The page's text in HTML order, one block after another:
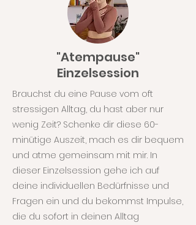
"Atempause"
Einzelsession
Brauchst du eine Pause vom oft
stressigen Alltag, du hast aber nur
wenig Zeit? Schenke dir diese 60-
minütige Auszeit, mach es dir bequem
und atme gemeinsam mit mir. In
dieser Einzelsession gehe ich auf
deine individuellen Bedürfnisse und
Fragen ein und du bekommst Impulse,
die du sofort in deinen Alltag